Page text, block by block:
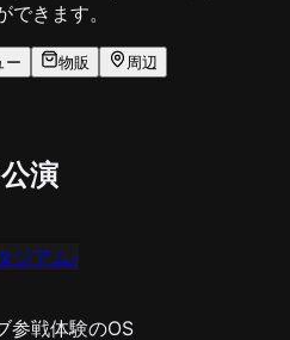
きます。
ー 物販 周辺
演
ジアム›
戦体験のOS